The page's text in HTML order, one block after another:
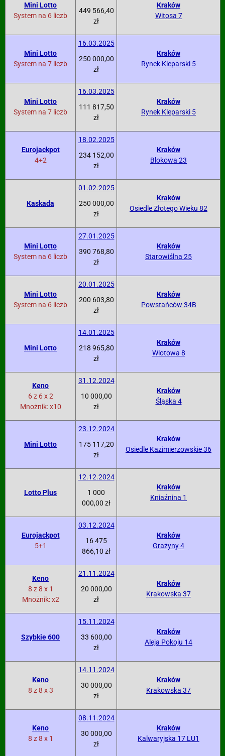
Mini Lotto
System na 6 liczb
449 566,40
zł
Kraków
Witosa 7
Mini Lotto
System na 7 liczb
16.03.2025
250 000,00
zł
Kraków
Rynek Kleparski 5
Mini Lotto
System na 7 liczb
16.03.2025
111 817,50
zł
Kraków
Rynek Kleparski 5
Eurojackpot
4+2
18.02.2025
234 152,00
zł
Kraków
Blokowa 23
Kaskada
01.02.2025
250 000,00
zł
Kraków
Osiedle Złotego Wieku 82
Mini Lotto
System na 6 liczb
27.01.2025
390 768,80
zł
Kraków
Starowiślna 25
Mini Lotto
System na 6 liczb
20.01.2025
200 603,80
zł
Kraków
Powstańców 34B
Mini Lotto
14.01.2025
218 965,80
zł
Kraków
Wlotowa 8
Keno
6 z 6 x 2
Mnożnik: x10
31.12.2024
10 000,00
zł
Kraków
Śląska 4
Mini Lotto
23.12.2024
175 117,20
zł
Kraków
Osiedle Kazimierzowskie 36
Lotto Plus
12.12.2024
1 000
000,00 zł
Kraków
Kniaźnina 1
Eurojackpot
5+1
03.12.2024
16 475
866,10 zł
Kraków
Grażyny 4
Keno
8 z 8 x 1
Mnożnik: x2
21.11.2024
20 000,00
zł
Kraków
Krakowska 37
Szybkie 600
15.11.2024
33 600,00
zł
Kraków
Aleja Pokoju 14
Keno
8 z 8 x 3
14.11.2024
30 000,00
zł
Kraków
Krakowska 37
Keno
8 z 8 x 1
08.11.2024
30 000,00
zł
Kraków
Kalwaryjska 17 LU1